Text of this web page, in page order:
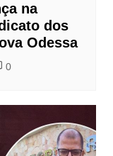
na
dos
Odessa
0